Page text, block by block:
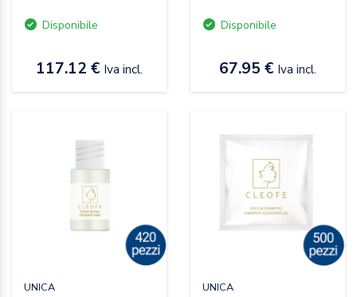
Disponibile
117.12 € Iva incl.
Disponibile
67.95 € Iva incl.
UNICA UNICA